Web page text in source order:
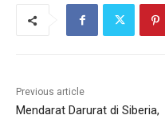
Previous article
Mendarat Darurat di Siberia,